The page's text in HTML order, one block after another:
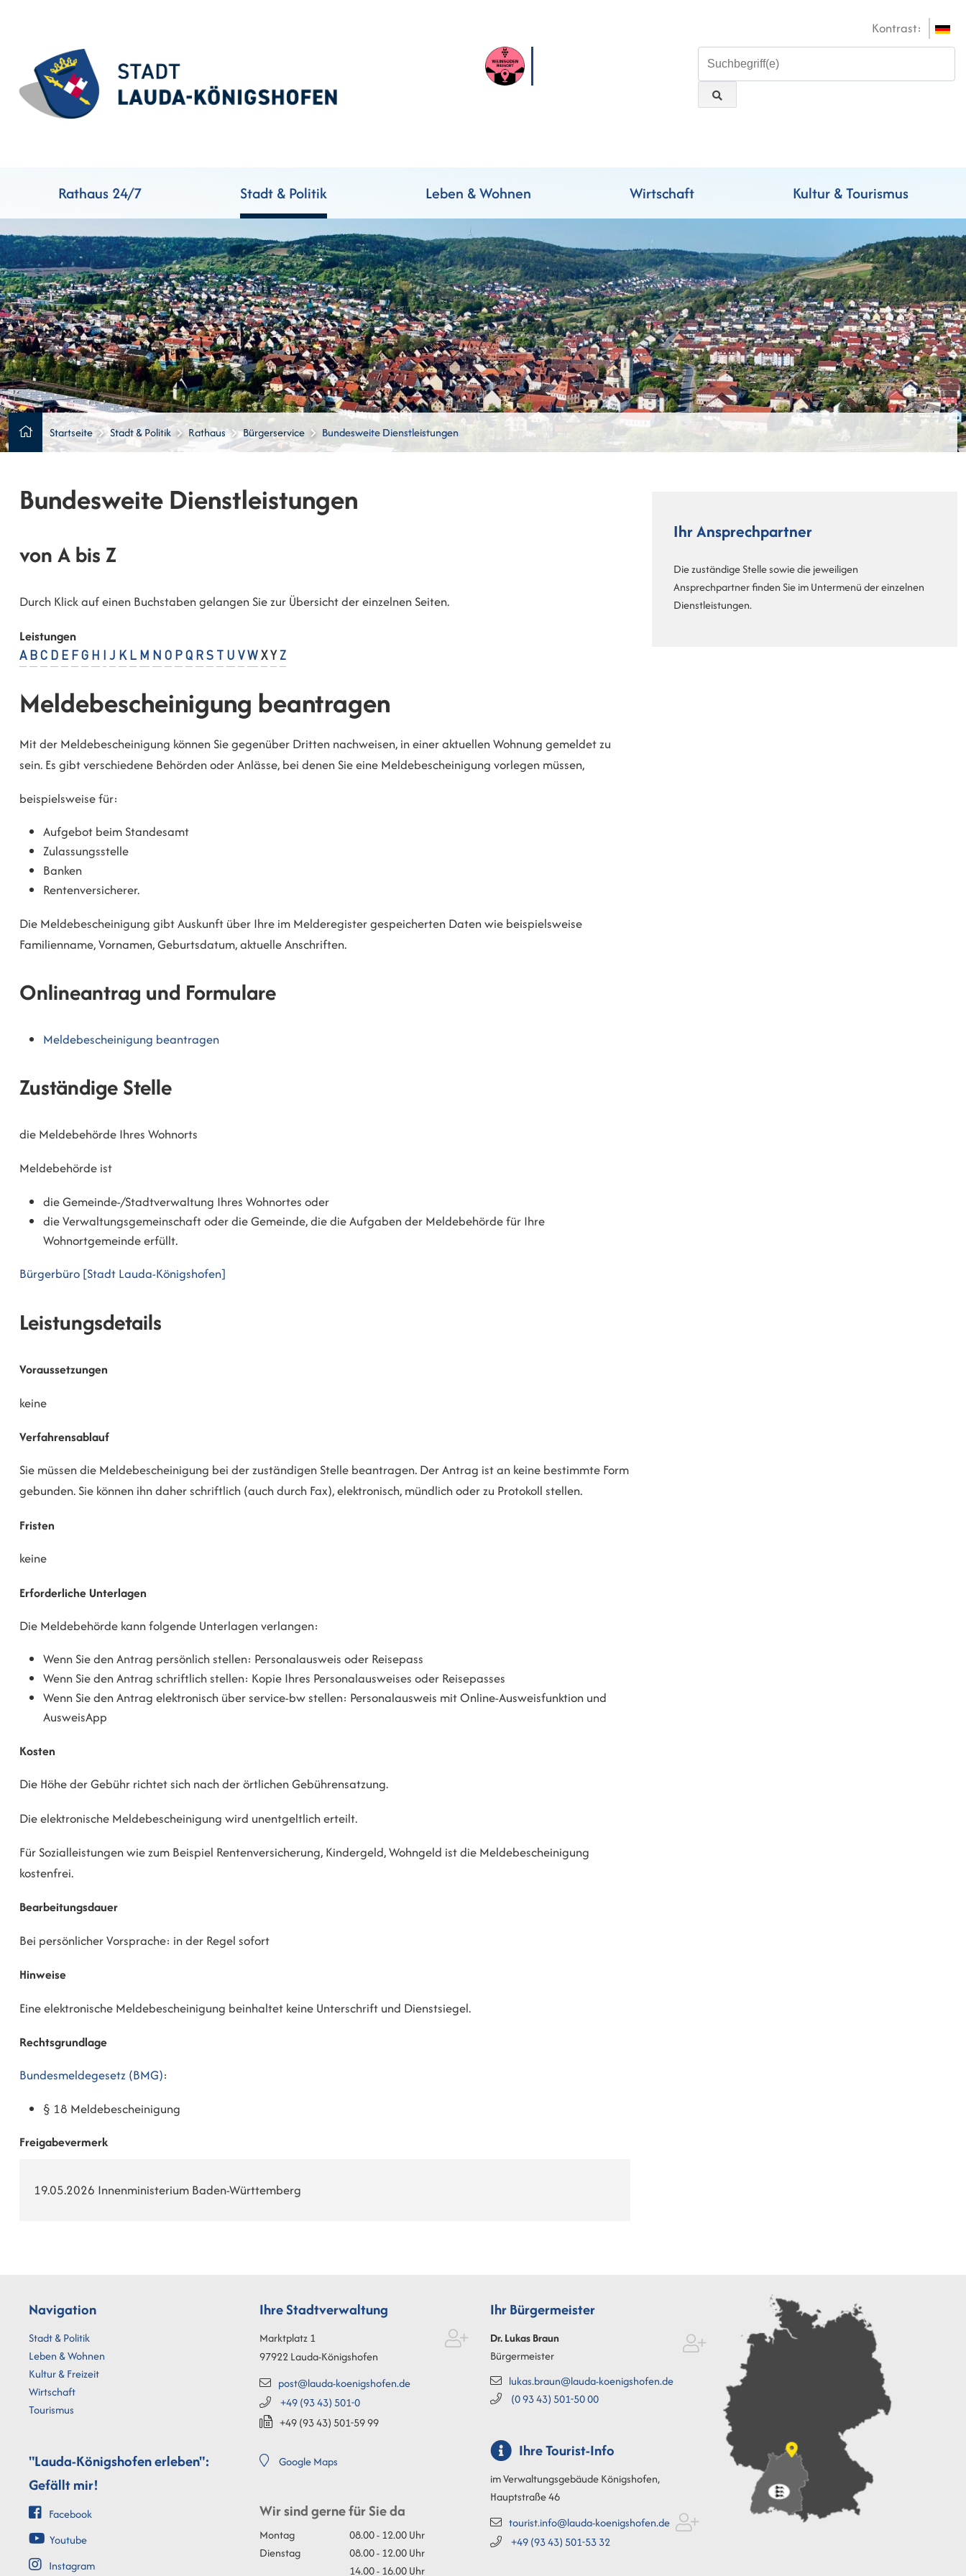
Kontrast:
Rathaus 24/7 Stadt & Politik Leben & Wohnen Wirtschaft Kultur & Tourismus
Startseite Stadt & Politik Rathaus Bürgerservice Bundesweite Dienstleistungen
Bundesweite Dienstleistungen
von A bis Z
Durch Klick auf einen Buchstaben gelangen Sie zur Übersicht der einzelnen Seiten.
Leistungen
A B C D E F G H J K L M N O P Q R S U V W X Y Z
Meldebescheinigung beantragen
Mit der Meldebescheinigung können Sie gegenüber Dritten nachweisen, in einer aktuellen Wohnung gemeldet zu
sein. Es gibt verschiedene Behörden oder Anlässe, bei denen Sie eine Meldebescheinigung vorlegen müssen,
beispielsweise für:
Aufgebot beim Standesamt
Zulassungsstelle
Banken
Rentenversicherer.
Die Meldebescheinigung gibt Auskunft über Ihre im Melderegister gespeicherten Daten wie beispielsweise
Familienname, Vornamen, Geburtsdatum, aktuelle Anschriften.
Onlineantrag und Formulare
Meldebescheinigung beantragen
Zuständige Stelle
die Meldebehörde Ihres Wohnorts
Meldebehörde ist
die Gemeinde-/Stadtverwaltung Ihres Wohnortes oder
die Verwaltungsgemeinschaft oder die Gemeinde, die die Aufgaben der Meldebehörde für Ihre
Wohnortgemeinde erfüllt.
Bürgerbüro [Stadt Lauda-Königshofen]
Leistungsdetails
Voraussetzungen
keine
Verfahrensablauf
Sie müssen die Meldebescheinigung bei der zuständigen Stelle beantragen. Der Antrag ist an keine bestimmte Form
gebunden. Sie können ihn daher schriftlich (auch durch Fax), elektronisch, mündlich oder zu Protokoll stellen.
Fristen
keine
Erforderliche Unterlagen
Die Meldebehörde kann folgende Unterlagen verlangen:
Wenn Sie den Antrag persönlich stellen: Personalausweis oder Reisepass
Wenn Sie den Antrag schriftlich stellen: Kopie Ihres Personalausweises oder Reisepasses
Wenn Sie den Antrag elektronisch über service-bw stellen: Personalausweis mit Online-Ausweisfunktion und
AusweisApp
Kosten
Die Höhe der Gebühr richtet sich nach der örtlichen Gebührensatzung.
Die elektronische Meldebescheinigung wird unentgeltlich erteilt.
Für Sozialleistungen wie zum Beispiel Rentenversicherung, Kindergeld, Wohngeld ist die Meldebescheinigung
kostenfrei.
Bearbeitungsdauer
Bei persönlicher Vorsprache: in der Regel sofort
Hinweise
Eine elektronische Meldebescheinigung beinhaltet keine Unterschrift und Dienstsiegel.
Rechtsgrundlage
Bundesmeldegesetz (BMG):
§ 18 Meldebescheinigung
Freigabevermerk
19.05.2026 Innenministerium Baden-Württemberg
Ihr Ansprechpartner
Die zuständige Stelle sowie die jeweiligen
Ansprechpartner finden Sie im Untermenü der einzelnen
Dienstleistungen.
Navigation
Stadt & Politik
Leben & Wohnen
Kultur & Freizeit
Wirtschaft
Tourismus
"Lauda-Königshofen erleben":
Gefällt mir!
Facebook
Youtube
Instagram
Ihre Stadtverwaltung
Marktplatz 1
97922Lauda-Königshofen
post@lauda-koenigshofen.de
+49 (9343) 501-0
+49 (9343) 501-5999
Google Maps
Wir sind gerne für Sie da
Montag
08.00 - 12.00 Uhr
Dienstag
08.00 - 12.00 Uhr
14.00 - 16.00 Uhr
Ihr Bürgermeister
Dr. LukasBraun
Bürgermeister
lukas.braun@lauda-koenigshofen.de
(09343) 501-5000
Ihre Tourist-Info
im Verwaltungsgebäude Königshofen,
Hauptstraße 46
tourist.info@lauda-koenigshofen.de
+49 (9343) 501-5332